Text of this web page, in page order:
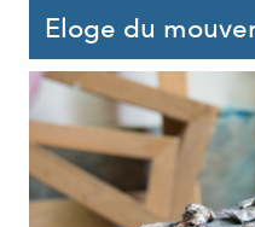
Eloge du